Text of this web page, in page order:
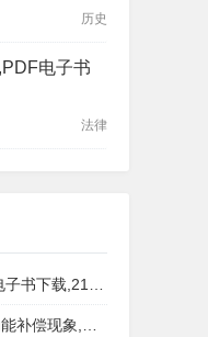
历史
电子书
法律
网盘资源
子书下载,网盘资源